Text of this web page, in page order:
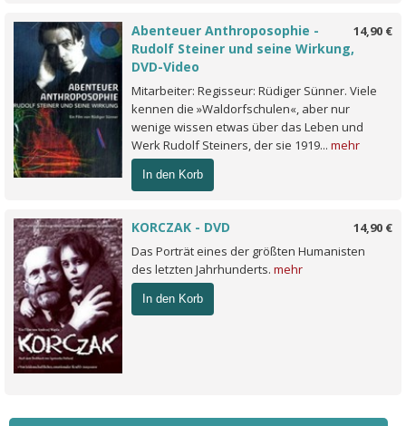
14,90 €
Abenteuer Anthroposophie -
Rudolf Steiner und seine Wirkung,
DVD-Video
Mitarbeiter: Regisseur: Rüdiger Sünner. Viele
kennen die »Waldorfschulen«, aber nur
wenige wissen etwas über das Leben und
Werk Rudolf Steiners, der sie 1919... mehr
In den Korb
14,90 €
KORCZAK - DVD
Das Porträt eines der größten Humanisten
des letzten Jahrhunderts. mehr
In den Korb